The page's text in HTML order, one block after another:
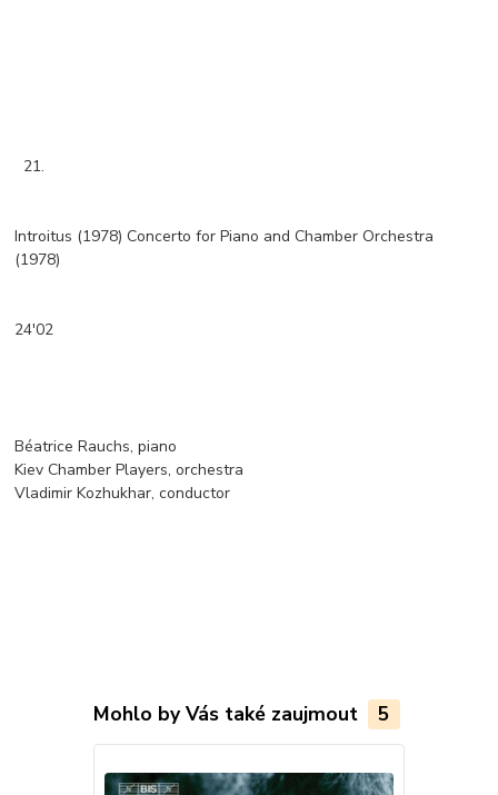
21.
Introitus (1978) Concerto for Piano and Chamber Orchestra
(1978)
24'02
Béatrice Rauchs, piano
Kiev Chamber Players, orchestra
Vladimir Kozhukhar, conductor
Mohlo by Vás také zaujmout 5